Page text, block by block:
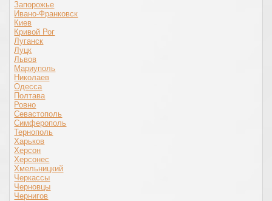
Запорожье
Ивано-Франковск
Киев
Кривой Рог
Луганск
Луцк
Львов
Мариуполь
Николаев
Одесса
Полтава
Ровно
Севастополь
Симферополь
Тернополь
Харьков
Херсон
Херсонес
Хмельницкий
Черкассы
Черновцы
Чернигов